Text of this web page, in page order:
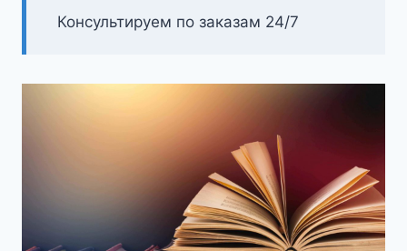
Консультируем по заказам 24/7